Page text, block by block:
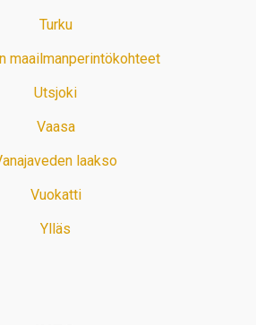
Turku
maailmanperintökohteet
Utsjoki
Vaasa
laakso
Vuokatti
Ylläs